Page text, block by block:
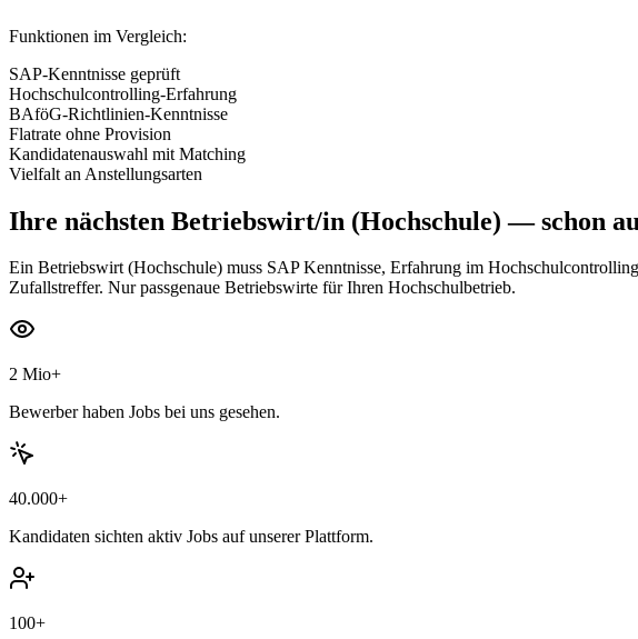
Funktionen im Vergleich:
SAP-Kenntnisse geprüft
Hochschulcontrolling-Erfahrung
BAföG-Richtlinien-Kenntnisse
Flatrate ohne Provision
Kandidatenauswahl mit Matching
Vielfalt an Anstellungsarten
Ihre nächsten Betriebswirt/in (Hochschule) — schon
Ein Betriebswirt (Hochschule) muss SAP Kenntnisse, Erfahrung im
Zufallstreffer. Nur passgenaue Betriebswirte für Ihren Hochschulbetrieb.
2 Mio+
Bewerber haben Jobs bei uns gesehen.
40.000+
Kandidaten sichten aktiv Jobs auf unserer Plattform.
100+